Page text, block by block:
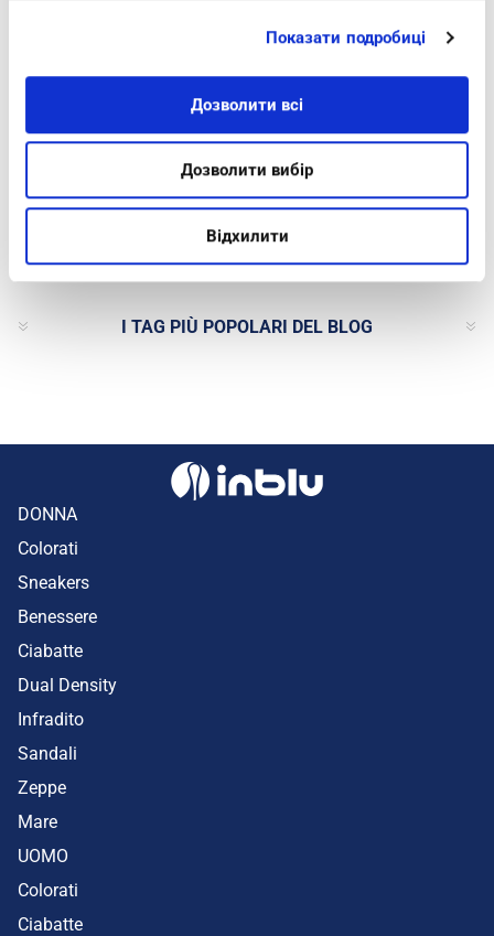
Показати подробиці
Дозволити всі
Дозволити вибір
Відхилити
BLOG SEARCH
CATEGORIES
ARCHIVIO BLOG
I TAG PIÙ POPOLARI DEL BLOG
DONNA
Colorati
Sneakers
Benessere
Ciabatte
Dual Density
Infradito
Sandali
Zeppe
Mare
UOMO
Colorati
Ciabatte